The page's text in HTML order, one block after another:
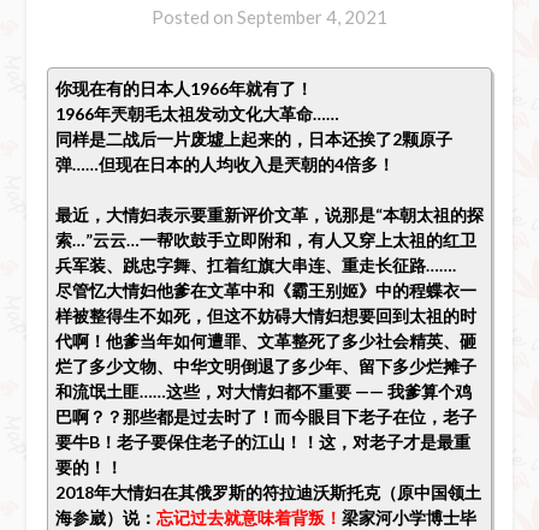
Posted on September 4, 2021
你现在有的日本人1966年就有了！
1966年兲朝毛太祖发动文化大革命……
同样是二战后一片废墟上起来的，日本还挨了2颗原子
弹……但现在日本的人均收入是兲朝的4倍多！
最近，大情妇表示要重新评价文革，说那是“本朝太祖的探
索…”云云…一帮吹鼓手立即附和，有人又穿上太祖的红卫
兵军装、跳忠字舞、扛着红旗大串连、重走长征路…….
尽管忆大情妇他爹在文革中和《霸王别姬》中的程蝶衣一
样被整得生不如死，但这不妨碍大情妇想要回到太祖的时
代啊！他爹当年如何遭罪、文革整死了多少社会精英、砸
烂了多少文物、中华文明倒退了多少年、留下多少烂摊子
和流氓土匪……这些，对大情妇都不重要 —— 我爹算个鸡
巴啊？？那些都是过去时了！而今眼目下老子在位，老子
要牛B！老子要保住老子的江山！！这，对老子才是最重
要的！！
2018年大情妇在其俄罗斯的符拉迪沃斯托克（原中国领土
海参崴）说： 忘记过去就意味着背叛！ 梁家河小学博士毕